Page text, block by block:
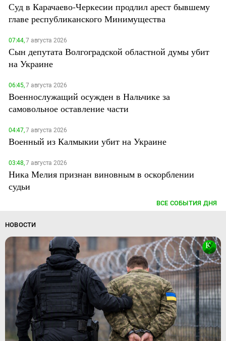
Суд в Карачаево-Черкесии продлил арест бывшему
главе республиканского Минимущества
07:44,7 августа 2026
Сын депутата Волгоградской областной думы убит
на Украине
06:45,7 августа 2026
Военнослужащий осужден в Нальчике за
самовольное оставление части
04:47,7 августа 2026
Военный из Калмыкии убит на Украине
03:48,7 августа 2026
Ника Мелия признан виновным в оскорблении
судьи
ВСЕ СОБЫТИЯ ДНЯ
НОВОСТИ